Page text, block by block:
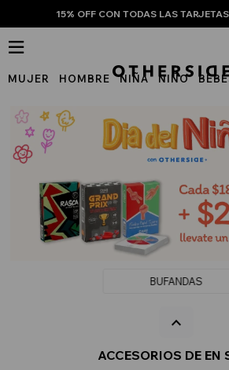
15% OFF CON TODAS LAS
MUJER HOMBRE NIÑA NIÑO

BUFANDAS
ACCESORIOS DE EN